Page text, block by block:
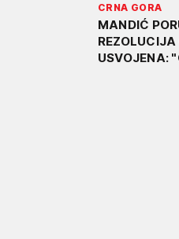
CRNA GORA
MANDIĆ